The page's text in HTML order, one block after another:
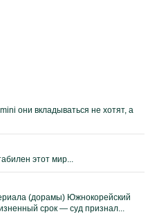
они вкладываться не хотят, а
этот мир...
(дорамы) Южнокорейский
срок — суд признал...